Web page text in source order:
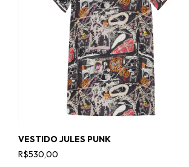
VESTIDO JULES PUNK
R$530,00